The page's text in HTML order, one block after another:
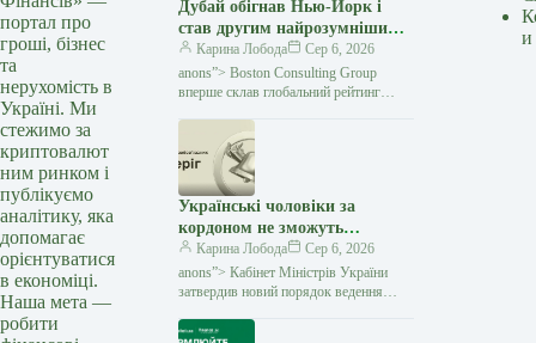
портал про
гроші, бізнес
та
нерухомість в
Україні. Ми
стежимо за
криптовалют
ним ринком і
публікуємо
аналітику, яка
допомагає
орієнтуватися
в економіці.
Наша мета —
робити
Дубай обігнав Нью-Йорк і
став другим найрозумнішим
містом світу — Мінфін
Карина Лобода
Сер 6, 2026
anons”> Boston Consulting Group
вперше склав глобальний рейтинг
за тим, як вони
Українські чоловіки за
кордоном не зможуть
отримати консульські
послуги, якщо у них немає
військово-облікових
Карина Лобода
Сер 6, 2026
anons”> Кабінет Міністрів України
затвердив новий порядок ведення
призовників, військовозобов'язаних
и